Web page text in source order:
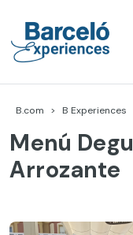
content
B.com B Experiences
Menú
Arrozante